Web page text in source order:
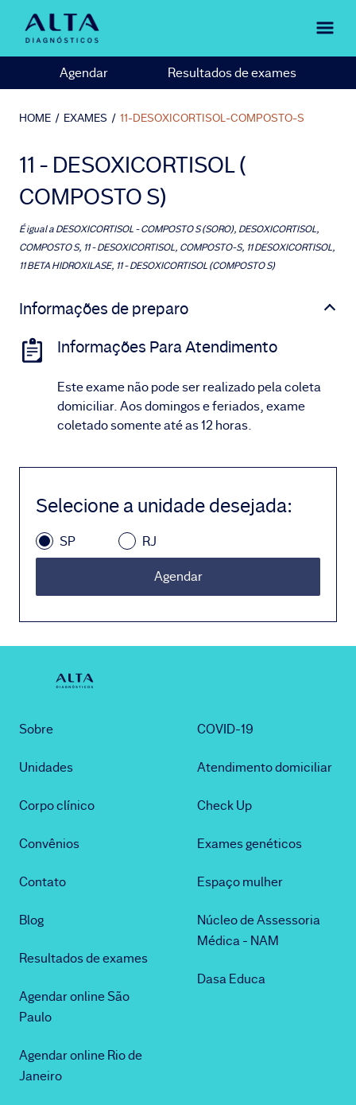
Agendar Resultados de exames
HOME / EXAMES / 11-DESOXICORTISOL-COMPOSTO-S
11 - DESOXICORTISOL (
COMPOSTO S)
É igual aDESOXICORTISOL - COMPOSTO S (SORO), DESOXICORTISOL,
COMPOSTO S, 11 - DESOXICORTISOL, COMPOSTO-S, 11 DESOXICORTISOL,
11 BETA HIDROXILASE, 11 - DESOXICORTISOL (COMPOSTO S)
Informações de preparo
Informações Para Atendimento
Este exame não pode ser realizado pela coleta
domiciliar. Aos domingos e feriados, exame
coletado somente até as 12 horas.
Selecione a unidade desejada:
SP RJ
Agendar
Sobre
Unidades
Corpo clínico
Convênios
Contato
Blog
Resultados de exames
Agendar online São
Paulo
Agendar online Rio de
Janeiro
COVID-19
Atendimento domiciliar
Check Up
Exames genéticos
Espaço mulher
Núcleo de Assessoria
Médica - NAM
Dasa Educa